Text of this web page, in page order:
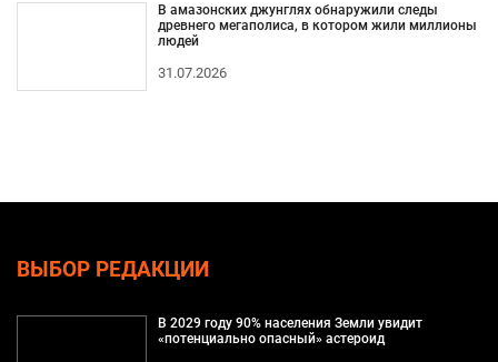
В амазонских джунглях обнаружили следы
древнего мегаполиса, в котором жили миллионы
людей
31.07.2026
ВЫБОР РЕДАКЦИИ
В 2029 году 90% населения Земли увидит
«потенциально опасный» астероид